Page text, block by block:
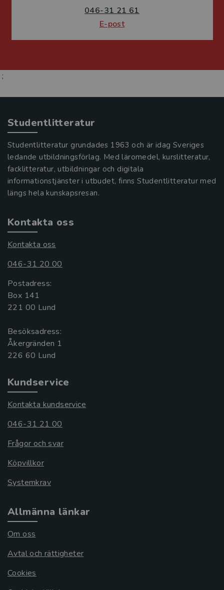
046-31 21 61
E-post
;
Studentlitteratur
Studentlitteratur grundades 1963 och är idag Sveriges
ledande utbildningsförlag. Med läromedel, kurslitteratur,
facklitteratur, utbildningar och digitala
informationstjänster i utbudet, finns Studentlitteratur med
längs hela kunskapsresan.
Kontakta oss
Kontakta oss
046-31 20 00
Postadress:
Box 141
221 00 Lund
Besöksadress:
Åkergränden 1
Kundservice
Kontakta kundservice
046-31 21 00
Frågor och svar
Köpvillkor
Systemkrav
Allmänna länkar
Om oss
Avtal och rättigheter
Cookies